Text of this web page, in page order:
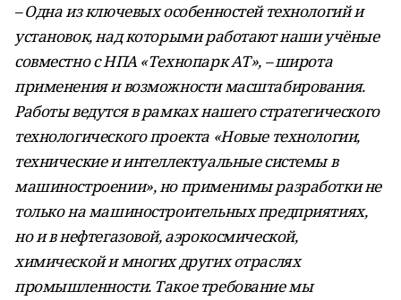
– Одна из ключевых особенностей технологий и
установок, над которыми работают наши учёные
совместно с НПА «Технопарк АТ», – широта
применения и возможности масштабирования.
Работы ведутся в рамках нашего стратегического
технологического проекта «Новые технологии,
технические и интеллектуальные системы в
машиностроении», но применимы разработки не
только на машиностроительных предприятиях,
но и в нефтегазовой, аэрокосмической,
химической и многих других отраслях
промышленности. Такое требование мы